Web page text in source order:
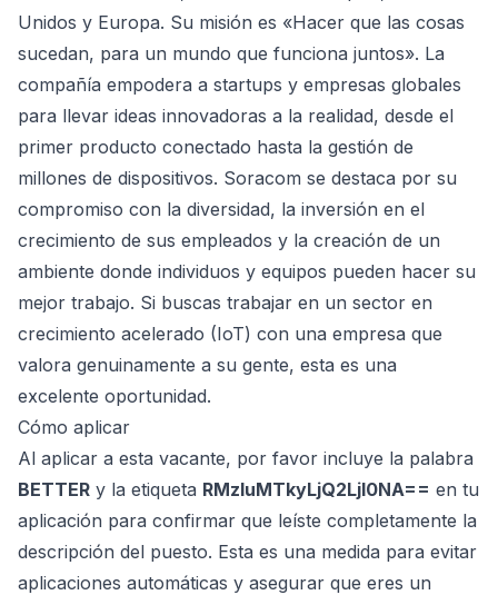
Unidos y Europa. Su misión es «Hacer que las cosas
sucedan, para un mundo que funciona juntos». La
compañía empodera a startups y empresas globales
para llevar ideas innovadoras a la realidad, desde el
primer producto conectado hasta la gestión de
millones de dispositivos. Soracom se destaca por su
compromiso con la diversidad, la inversión en el
crecimiento de sus empleados y la creación de un
ambiente donde individuos y equipos pueden hacer su
mejor trabajo. Si buscas trabajar en un sector en
crecimiento acelerado (IoT) con una empresa que
valora genuinamente a su gente, esta es una
excelente oportunidad.
Cómo aplicar
Al aplicar a esta vacante, por favor incluye la palabra
BETTER y la etiqueta RMzIuMTkyLjQ2LjI0NA== en tu
aplicación para confirmar que leíste completamente la
descripción del puesto. Esta es una medida para evitar
aplicaciones automáticas y asegurar que eres un